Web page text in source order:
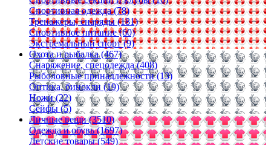
Спортивная одежда (78)
Тренажеры, снаряды (181)
Спортивное питание (60)
Экстремальный спорт (9)
Охота и рыбалка (467)
Снаряжение, спецодежда (408)
Рыболовные принадлежности (13)
Оптика, бинокли (19)
Ножи (22)
Сейфы (5)
Личные вещи (3510)
Одежда и обувь (1697)
Детские товары (549)